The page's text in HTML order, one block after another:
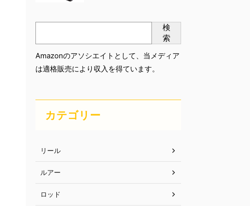
検
索
Amazonのアソシエイトとして、当メディア
は適格販売により収入を得ています。
カテゴリー
リール
ルアー
ロッド